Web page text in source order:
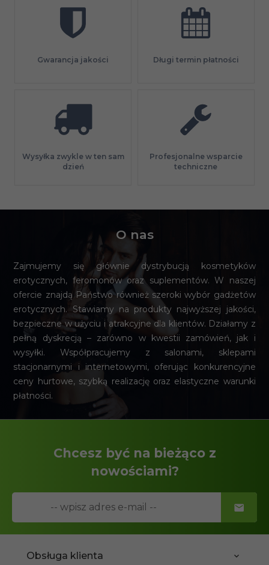
Gwarancja jakości Długi termin płatności
Wysyłka zwykle w ten sam
dzień
Profesjonalne wsparcie
techniczne
O nas
Zajmujemy się głównie dystrybucją kosmetyków
erotycznych, feromonów oraz suplementów. W naszej
ofercie znajdą Państwo również szeroki wybór gadżetów
erotycznych. Stawiamy na produkty najwyższej jakości,
bezpieczne w użyciu i atrakcyjne dla klientów. Działamy z
pełną dyskrecją – zarówno w kwestii zamówień, jak i
wysyłki. Współpracujemy z salonami, sklepami
stacjonarnymi i internetowymi, oferując konkurencyjne
ceny hurtowe, szybką realizację oraz elastyczne warunki
płatności.
Chcesz być na bieżąco z
nowościami?
Obsługa klienta